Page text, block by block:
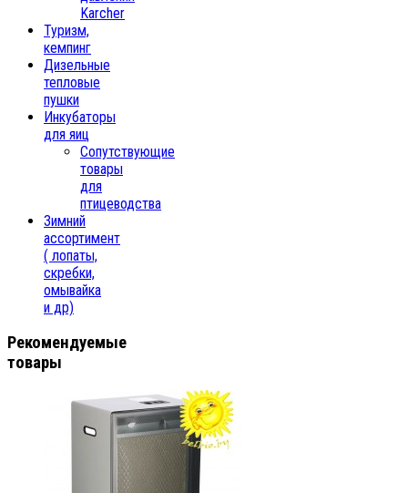
Karcher
Туризм,
кемпинг
Дизельные
тепловые
пушки
Инкубаторы
для яиц
Сопутствующие
товары
для
птицеводства
Зимний
ассортимент
( лопаты,
скребки,
омывайка
и др)
Рекомендуемые
товары